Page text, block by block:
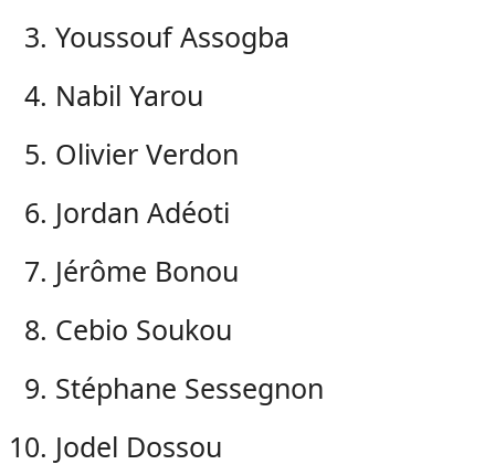
Youssouf Assogba
Nabil Yarou
Olivier Verdon
Jordan Adéoti
Jérôme Bonou
Cebio Soukou
Stéphane Sessegnon
Jodel Dossou